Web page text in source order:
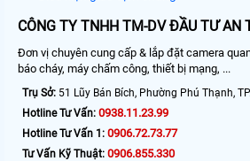
CÔNG TY TNHH TM-DV ĐẦU TƯ AN
Đơn vị chuyên cung cấp & lắp đặt camera
báo cháy, máy chấm công, thiết bị mạng, ...
Trụ Sở: 51 Lũy Bán Bích, Phường Phú Thạnh,
Hotline Tư Vấn: 0938.11.23.99
Hotline Tư Vấn 1: 0906.72.73.77
Tư Vấn Kỹ Thuật: 0906.855.330